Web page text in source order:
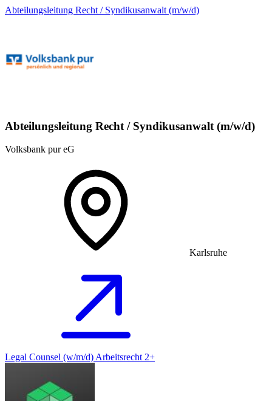
Abteilungsleitung Recht / Syndikusanwalt (m/w/d)
Abteilungsleitung Recht / Syndikusanwalt (m/w/d)
Volksbank pur eG
Karlsruhe
Legal Counsel (w/m/d) Arbeitsrecht 2+